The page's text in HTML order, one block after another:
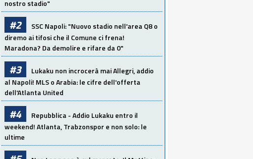
nostro stadio"
#2
SSC Napoli: "Nuovo stadio nell'area Q8 o
diremo ai tifosi che il Comune ci frena!
Maradona? Da demolire e rifare da 0"
#3
Lukaku non incrocerà mai Allegri, addio
al Napoli! MLS o Arabia: le cifre dell'offerta
dell'Atlanta United
#4
Repubblica - Addio Lukaku entro il
weekend! Atlanta, Trabzonspor e non solo: le
ultime